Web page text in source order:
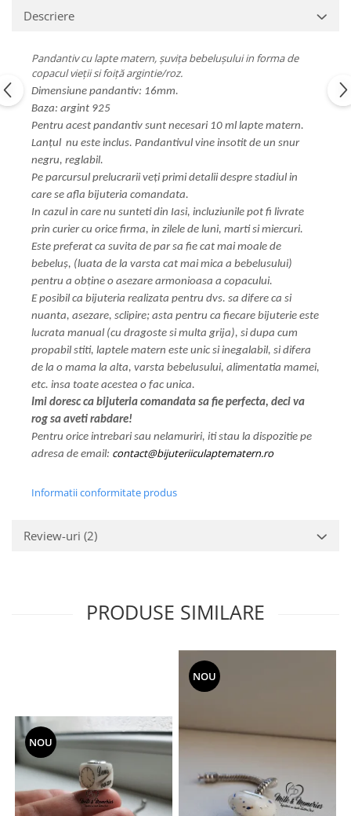
Descriere
Pandantiv cu lapte matern, șuvița bebelușului in forma de
copacul vieții si foiță argintie/roz.
Dimensiune pandantiv: 16mm.
Baza: argint 925
Pentru acest pandantiv sunt necesari 10 ml lapte matern.
Lanțul nu este inclus. Pandantivul vine insotit de un snur
negru, reglabil.
Pe parcursul prelucrarii veți primi detalii despre stadiul in
care se afla bijuteria comandata.
In cazul in care nu sunteti din Iasi, incluziunile pot fi livrate
prin curier cu orice firma, in zilele de luni, marti si miercuri.
Este preferat ca suvita de par sa fie cat mai moale de
bebeluș, (luata de la varsta cat mai mica a bebelusului)
pentru a obține o asezare armonioasa a copacului.
E posibil ca bijuteria realizata pentru dvs. sa difere ca si
nuanta, asezare, sclipire; asta pentru ca fiecare bijuterie este
lucrata manual (cu dragoste si multa grija), si dupa cum
propabil stiti, laptele matern este unic si inegalabil, si difera
de la o mama la alta, varsta bebelusului, alimentatia mamei,
etc. insa toate acestea o fac unica.
Imi doresc ca bijuteria comandata sa fie perfecta, deci va
rog sa aveti rabdare!
Pentru orice intrebari sau nelamuriri, iti stau la dispozitie pe
adresa de email: contact@bijuteriiculaptematern.ro
Informatii conformitate produs
Review-uri (2)
PRODUSE SIMILARE
NOU
NOU